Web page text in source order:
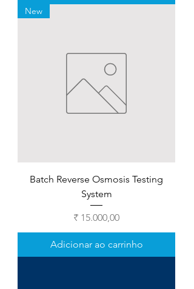
New
Batch Reverse Osmosis Testing
System
Preço
₹ 15.000,00
Adicionar ao carrinho